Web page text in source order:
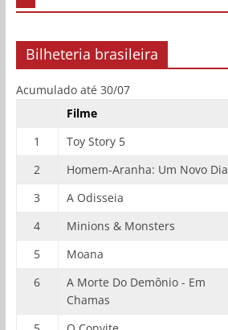
Bilheteria brasileira
Acumulado até 30/07
Filme
1
Toy Story 5
2
Homem-Aranha: Um Novo Dia
3
A Odisseia
4
Minions & Monsters
5
Moana
6
A Morte Do Demônio - Em
Chamas